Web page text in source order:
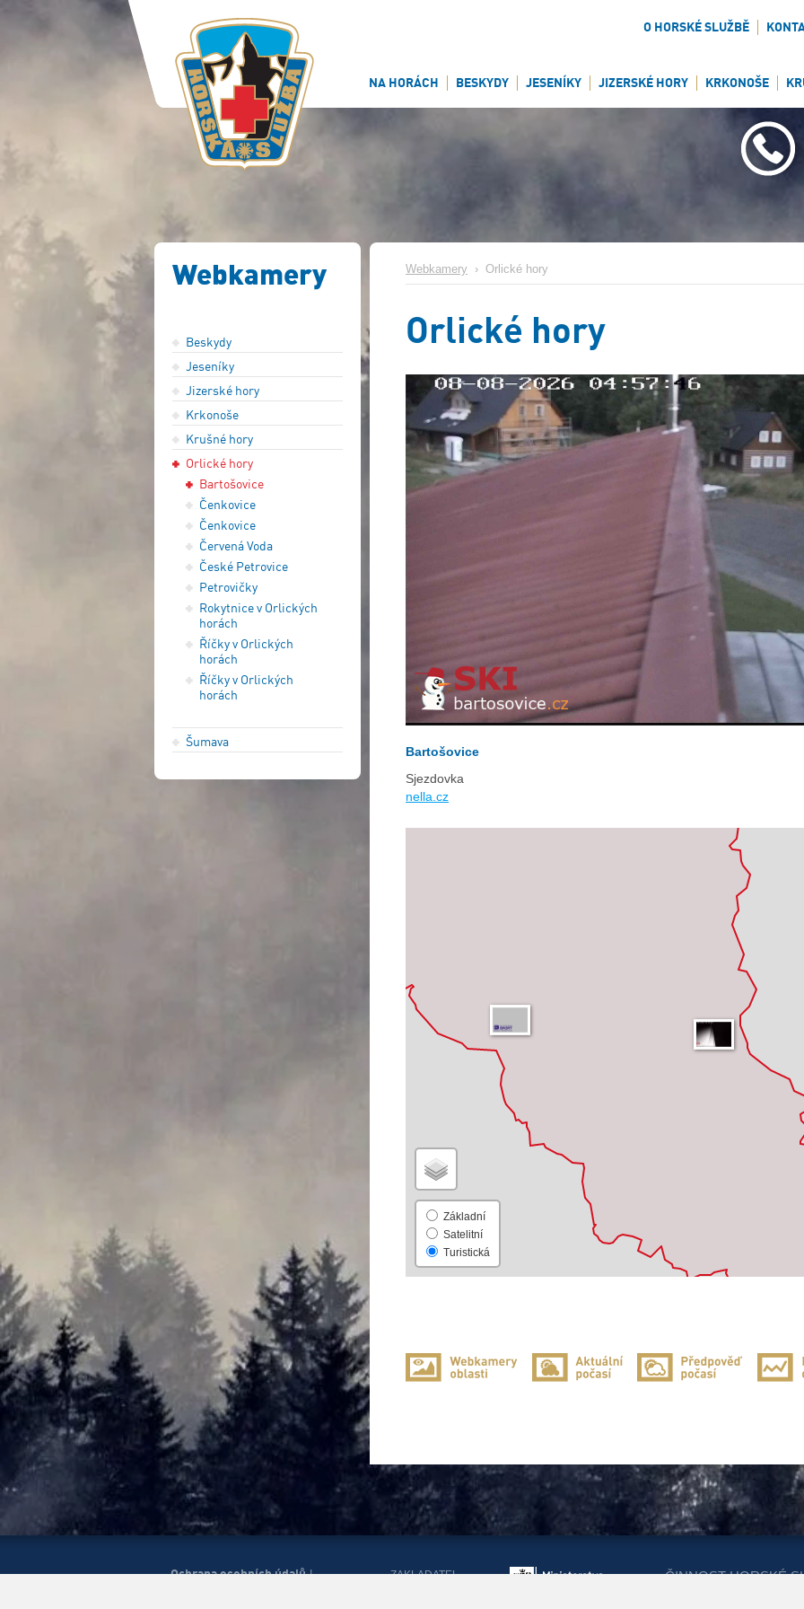
O HORSKÉ SLUŽBĚ
NA HORÁCH BESKYDY JESENÍKY JIZERSKÉ HORY KRKONOŠE
Webkamery
Beskydy
Jeseníky
Jizerské hory
Krkonoše
Krušné hory
Orlické hory
Bartošovice
Čenkovice
Čenkovice
Červená Voda
České Petrovice
Petrovičky
Rokytnice v Orlických
horách
Říčky v Orlických
horách
Říčky v Orlických
horách
Šumava
Webkamery › Orlické hory
Orlické hory
Bartošovice
Sjezdovka
nella.cz
Základní
Satelitní
Turistická
Ochrana osobních údajů|
ZAKLADATEL
ČINNOST HORSKÉ